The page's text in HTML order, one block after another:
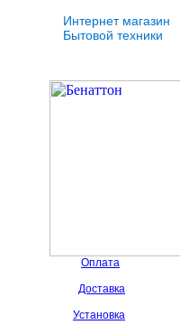
Интернет магазин
Бытовой техники
Оплата
Доставка
Установка